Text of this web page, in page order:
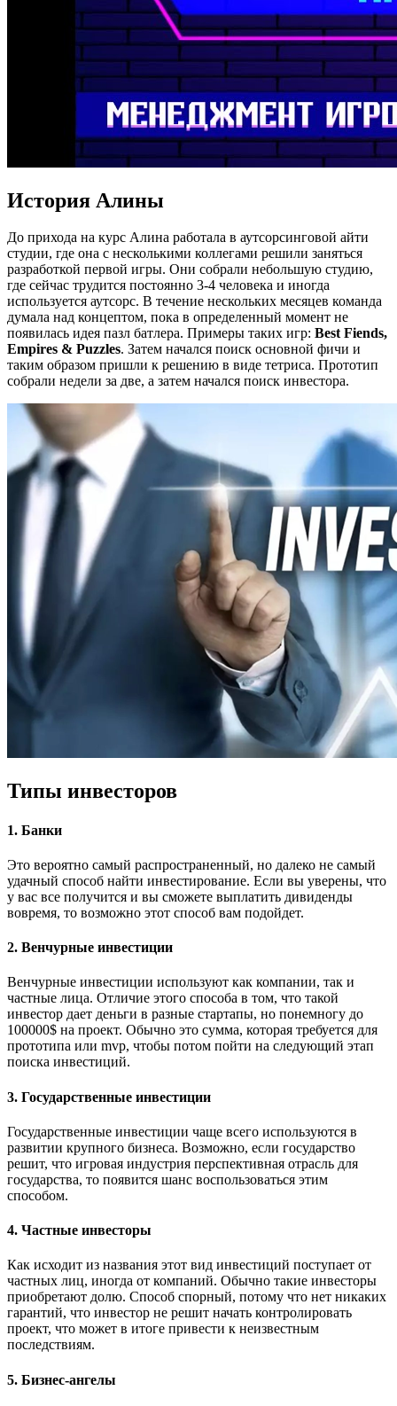
История Алины
До прихода на курс Алина работала в аутсорсинговой айти
студии, где она с несколькими коллегами решили заняться
разработкой первой игры. Они собрали небольшую студию,
где сейчас трудится постоянно 3-4 человека и иногда
используется аутсорс. В течение нескольких месяцев команда
думала над концептом, пока в определенный момент не
появилась идея пазл батлера. Примеры таких игр: Best Fiends,
Empires & Puzzles. Затем начался поиск основной фичи и
таким образом пришли к решению в виде тетриса. Прототип
собрали недели за две, а затем начался поиск инвестора.
Типы инвесторов
1. Банки
Это вероятно самый распространенный, но далеко не самый
удачный способ найти инвестирование. Если вы уверены, что
у вас все получится и вы сможете выплатить дивиденды
вовремя, то возможно этот способ вам подойдет.
2. Венчурные инвестиции
Венчурные инвестиции используют как компании, так и
частные лица. Отличие этого способа в том, что такой
инвестор дает деньги в разные стартапы, но понемногу до
100000$ на проект. Обычно это сумма, которая требуется для
прототипа или mvp, чтобы потом пойти на следующий этап
поиска инвестиций.
3. Государственные инвестиции
Государственные инвестиции чаще всего используются в
развитии крупного бизнеса. Возможно, если государство
решит, что игровая индустрия перспективная отрасль для
государства, то появится шанс воспользоваться этим
способом.
4. Частные инвесторы
Как исходит из названия этот вид инвестиций поступает от
частных лиц, иногда от компаний. Обычно такие инвесторы
приобретают долю. Способ спорный, потому что нет никаких
гарантий, что инвестор не решит начать контролировать
проект, что может в итоге привести к неизвестным
последствиям.
5. Бизнес-ангелы